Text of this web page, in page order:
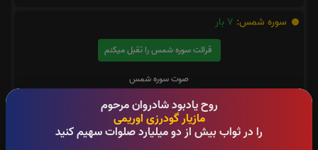
روح یادبود شادروان مرحوم
مازیار گودرزی اوریمی
را در ثواب بیش از دو میلیارد صلوات سهیم کنید
سوره شمس: 7 بار
قرائت سوره شمس را تقبل میکنم
صوت سوره شمس
متن سوره شمس